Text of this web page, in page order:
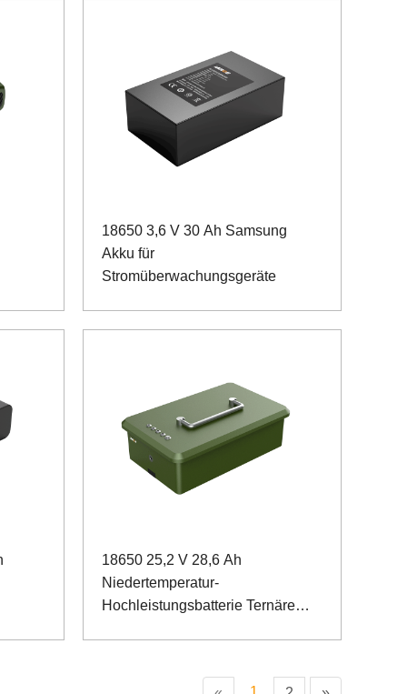
18650 3,6 V 30 Ah Samsung
Akku für
Stromüberwachungsgeräte
18650 25,2 V 28,6 Ah
Niedertemperatur-
Hochleistungsbatterie Ternäre